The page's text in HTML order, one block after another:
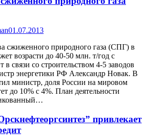
01.07.2013
сжиженного природного газа (СПГ) в
возрасти до 40-50 млн. т/год с
связи со строительством 4-5 заводов
энергетики РФ Александр Новак. В
министр, доля России на мировом
до 10% с 4%. План деятельности
привлекает